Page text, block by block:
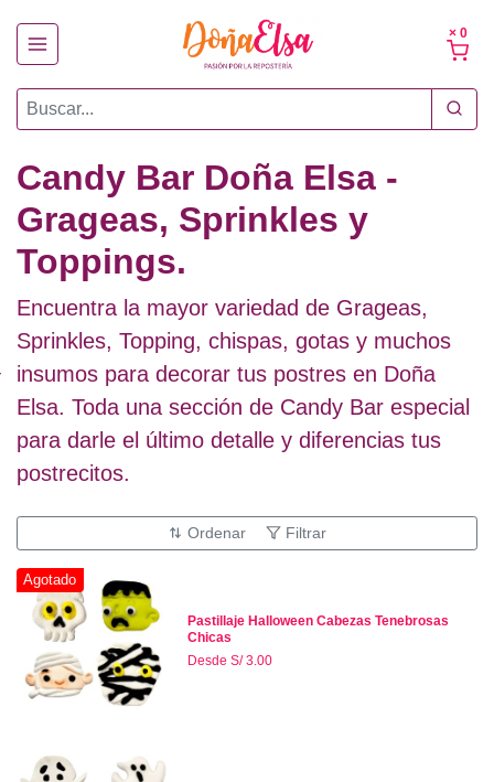
× 0
Candy Bar Doña Elsa -
Grageas, Sprinkles y
Toppings.
Encuentra la mayor variedad de Grageas,
Sprinkles, Topping, chispas, gotas y muchos
insumos para decorar tus postres en Doña
Elsa. Toda una sección de Candy Bar especial
para darle el último detalle y diferencias tus
postrecitos.
Ordenar Filtrar
Agotado
Pastillaje Halloween Cabezas Tenebrosas
Chicas
DesdeS/ 3.00